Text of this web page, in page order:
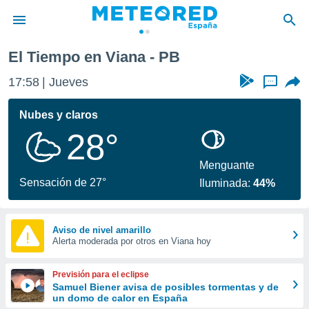
de
por
se
calidad.
a este
las
y
forma
digital
basada
El Tiempo en Viana - PB
17:58 Jueves ...
Nubes y claros
28°
Sensación de 27°
Menguante
Iluminada:44%
Aviso de nivel amarillo
Alerta moderada por otros en Viana hoy
Previsión para el eclipse
Samuel Biener avisa de posibles tormentas y de
un domo de calor en España